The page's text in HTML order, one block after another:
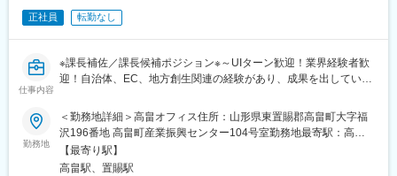
◇次世代リーダー育成と教育体制の確立
自治体ビジネス特有の専門性と、民間企業としてのスピード感を
兼ね備えた人材を育てるための、実践的な研修・育成プログラム
を体系化します。
◇人事・労務マネジメントの高度化
データに基づいた組織分析（採用コスト・定着率・エンゲージメ
を行います。
■当ポジションの魅力：
◎「地方創生を人で加速させる」実感
正社員 転勤なし
仕事内容
※課長補佐／課長候補ポジション※～UIターン歓迎！業界経験者歓
迎！自治体、EC、地方創生関連の経験があり、成果を出している
と納税業務の支援／「人と地域をつなぐ」をコンセプトに地域密
着型の企業～
■採用背景：
勤務地
＜勤務地詳細＞高畠オフィス住所：山形県東置賜郡高畠町大字福
沢196番地 高畠町産業振興センター104号室勤務地最寄駅：高畠
駅受動喫煙対策：屋内全面禁煙変更の範囲：無
【最寄り駅】
高畠駅、置賜駅